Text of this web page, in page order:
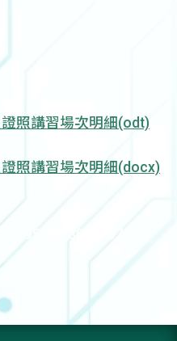
照講習場次明細(odt)
照講習場次明細(docx)
95-06-30:5,107